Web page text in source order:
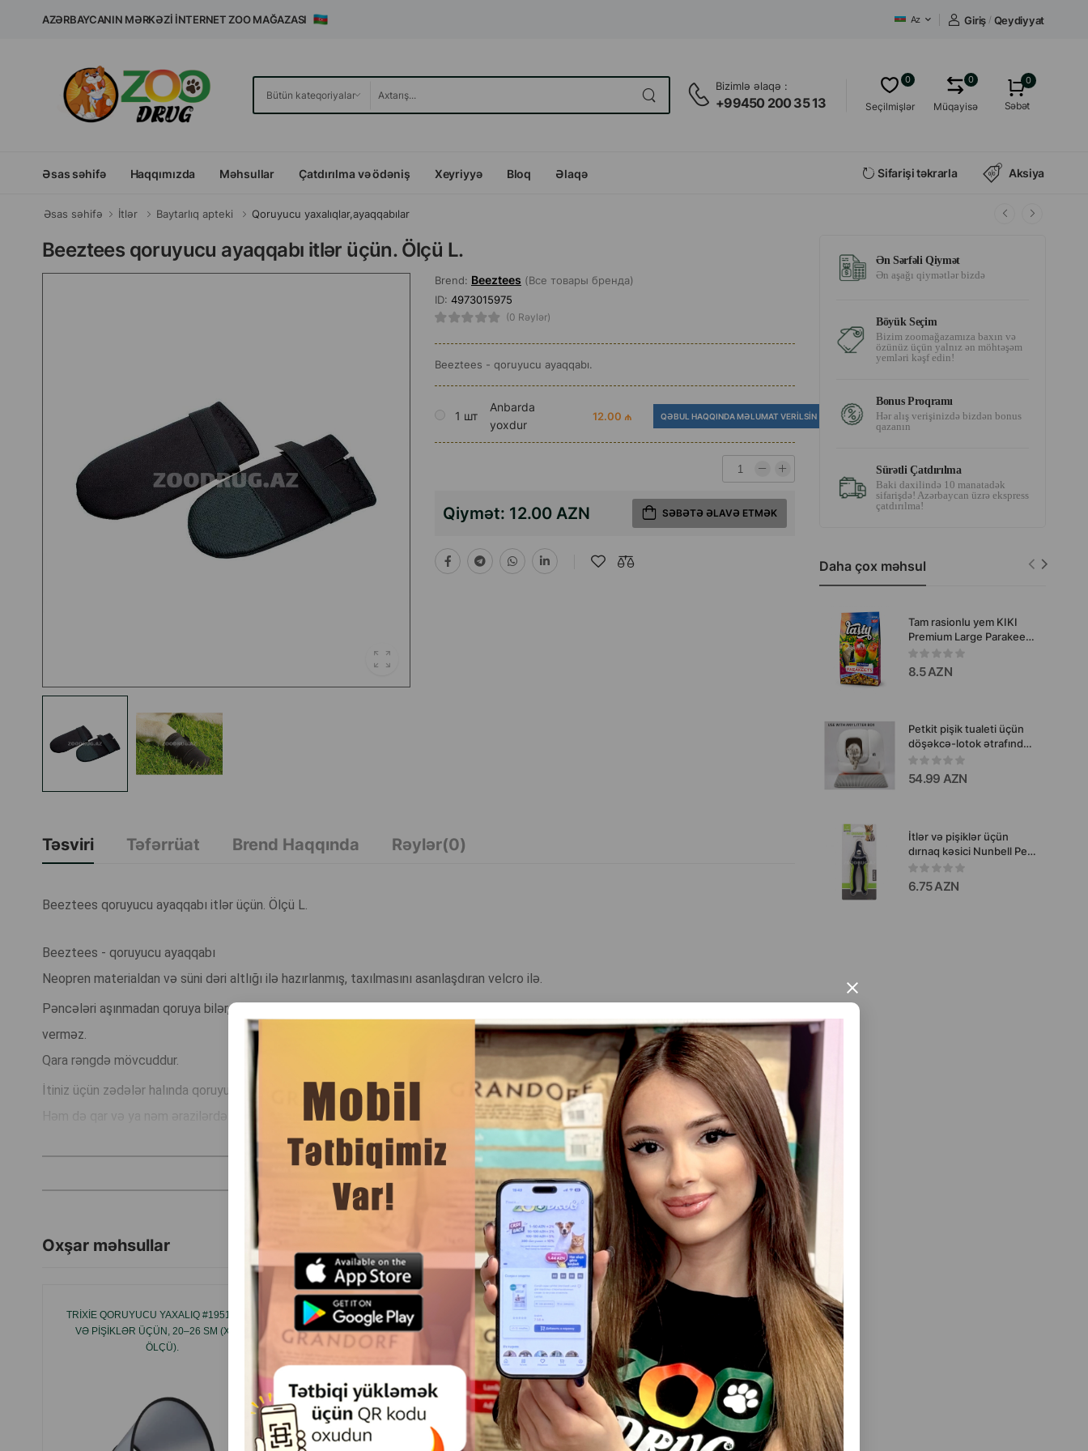
×
AZƏRBAYCANIN MƏRKƏZI İNTERNET ZOO MAĞAZASI Az Giriş / Qeydiyyat
Bizimlə əlaqə :
+99450 200 35 13 Seçilmişlər
0
Müqayisə
0 0
Səbət
Əsas səhifə Haqqımızda Məhsullar Çatdırılma və ödəniş Xeyriyyə Bloq Əlaqə Sifarişi təkrarla Aksiya
Əsas səhifə İtlər Baytarlıq apteki Qoruyucu yaxalıqlar,ayaqqabılar
Beeztees qoruyucu ayaqqabı itlər üçün. Ölçü L.
Brend: Beeztees (Все товары бренда)
ID: 4973015975
(0 Rəylər)
Beeztees - qoruyucu ayaqqabı.
1 шт
Anbarda
yoxdur
12.00 ₼ QƏBUL HAQQINDA MƏLUMAT VERILSIN
Qiymət: 12.00 AZN SƏBƏTƏ ƏLAVƏ ETMƏK
Təsviri Təfərrüat Brend Haqqında Rəylər(0)
Beeztees qoruyucu ayaqqabı itlər üçün. Ölçü L.
Beeztees - qoruyucu ayaqqabı
Neopren materialdan və süni dəri altlığı ilə hazırlanmış, taxılmasını asanlaşdıran velcro ilə.
Pəncələri aşınmadan qoruya bilər, məsələn, ağrılı kobud səthlərdən, və ya itinizin sağalan yarasına dişləməsinə və ya yalamasına imkan
verməz.
Qara rəngdə mövcuddur.
İtiniz üçün zədələr halında qoruyucu ayaqqabı.
Həm də qar və ya nəm ərazilərdə gəzinti üçün uyğundur.
Velcro kəməri sayəsində taxmaq asandır.
DAHA ÇOX OXU
Oxşar məhsullar Hamısını Gör
TRIXIE QORUYUCU YAXALIQ #19511 — IT
VƏ PIŞIKLƏR ÜÇÜN, 20–26 SM (XS–S
ÖLÇÜ).
TRIXIE QORUYUCU YAXALIQ #19512 — IT
VƏ PIŞIKLƏR ÜÇÜN, 25–32 SM (L ÖLÇÜ).
Ən Sərfəli Qiymət
Ən aşağı qiymətlər bizdə
Böyük Seçim
Bizim zoomağazamıza baxın və
özünüz üçün yalnız ən möhtəşəm
yemləri kəşf edin!
Bonus Proqramı
Hər alış verişinizdə bizdən bonus
qazanın
Sürətli Çatdırılma
Baki daxilində 10 manatadək
sifarişdə! Azərbaycan üzrə ekspress
çatdırılma!
Daha çox məhsul
Tam rasionlu yem KIKI
Premium Large Parakeets
- iri tutuquşular üçün
onların qida ehtiyacları və
aktiv həyat tərzi nəzərə
8.5 AZN
Petkit pişik tualeti üçün
döşəkcə-lotok ətrafında
təmizliyi qorumağın
praktiki həllidir.
54.99 AZN
İtlər və pişiklər üçün
dırnaq kəsici Nunbell Pet
Grooming Tools.
6.75 AZN